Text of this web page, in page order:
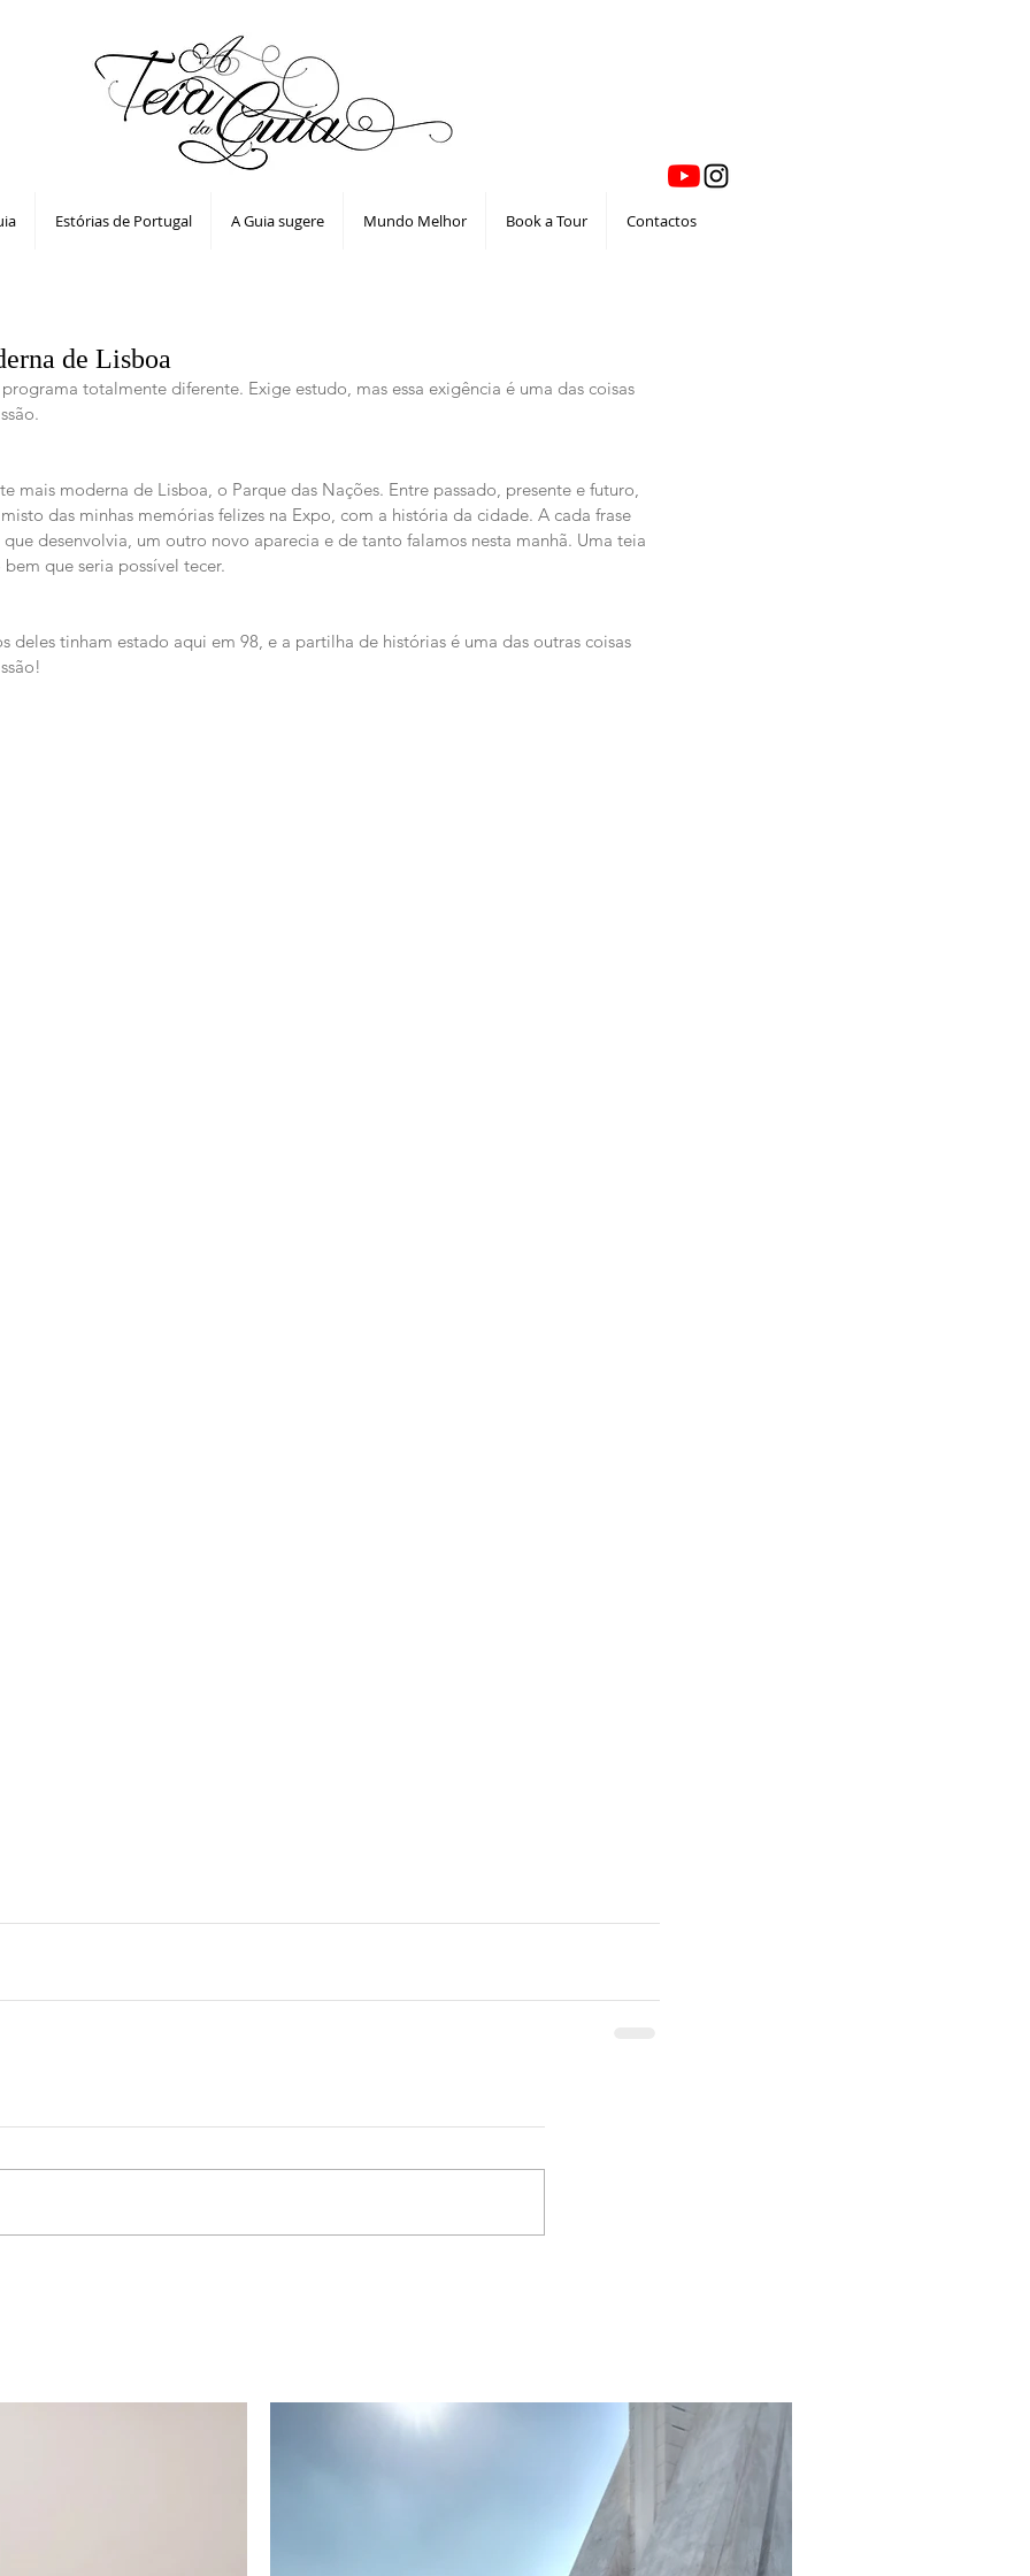
Estórias de Portugal A Guia sugere Mundo Melhor Book a Tour Contactos
de Lisboa
totalmente diferente. Exige estudo, mas essa exigência é uma das coisas
mais moderna de Lisboa, o Parque das Nações. Entre passado, presente e futuro,
das minhas memórias felizes na Expo, com a história da cidade. A cada frase
desenvolvia, um outro novo aparecia e de tanto falamos nesta manhã. Uma teia
que seria possível tecer.
deles tinham estado aqui em 98, e a partilha de histórias é uma das outras coisas